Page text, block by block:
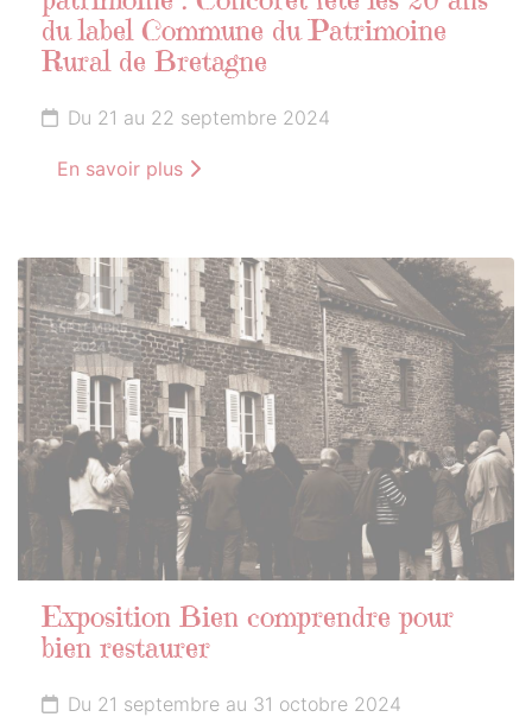
du label Commune du Patrimoine
Rural de Bretagne
Du 21 au 22 septembre 2024
En savoir plus
21
SEPTEMBRE
2024
Exposition Bien comprendre pour
bien restaurer
Du 21 septembre au 31 octobre 2024